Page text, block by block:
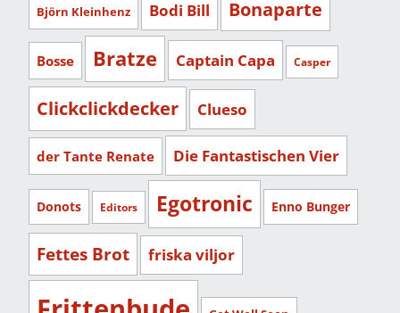
Björn Kleinhenz Bodi Bill Bonaparte
Bosse Bratze Captain Capa Casper
Clickclickdecker Clueso
der Tante Renate Die Fantastischen Vier
Donots Editors Egotronic Enno Bunger
Fettes Brot friska viljor